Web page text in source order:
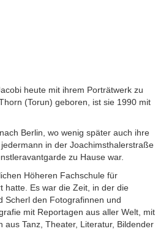
heute mit ihrem Porträtwerk zu
(Torun) geboren, ist sie 1990 mit
Berlin, wo wenig später auch ihre
in der Joachimsthalerstraße
zu Hause war.
Höheren Fachschule für
hatte. Es war die Zeit, in der die
Scherl den Fotografinnen und
mit Reportagen aus aller Welt, mit
Tanz, Theater, Literatur, Bildender